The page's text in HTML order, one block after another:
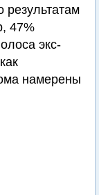
47%
экс-
намерены